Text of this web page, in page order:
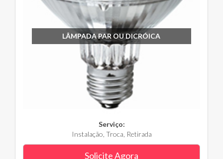
LÂMPADA PAR OU DICRÓICA
Serviço:
Instalação, Troca, Retirada
Solicite Agora